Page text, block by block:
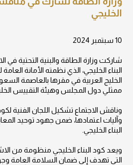
الخليجي
10 سبتمبر 2024
شاركت وزارة الطاقة والبنية التحتية في
البناء الخليجي، الذي نظمته الأمانة
الخليج العربية في مقرها بالعاصمة
ممثلي دول المجلس وهيئة التقييس
وناقش الاجتماع تشكيل اللجان الفنية لكود
وآليات اعتمادها، ضمن جهود توحيد
البناء الخليجي.
ويعد كود البناء الخليجي منظومة من
التي تهدف إلى ضمان السلامة العامة